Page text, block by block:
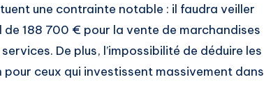
une contrainte notable : il faudra veiller
de 188 700 € pour la vente de marchandises
De plus, l’impossibilité de déduire les
ceux qui investissent massivement dans